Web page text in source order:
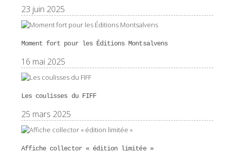
23 juin 2025
Moment fort pour les Éditions Montsalvens
16 mai 2025
Les coulisses du FIFF
25 mars 2025
Affiche collector « édition limitée »